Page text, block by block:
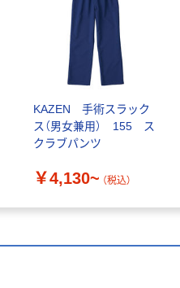
KAZEN 手術スラック
ス（男女兼用） 155 ス
クラブパンツ
￥4,130~ （税込）